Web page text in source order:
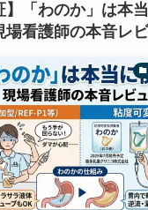
】「わのか」は本
場看護師の本音レ